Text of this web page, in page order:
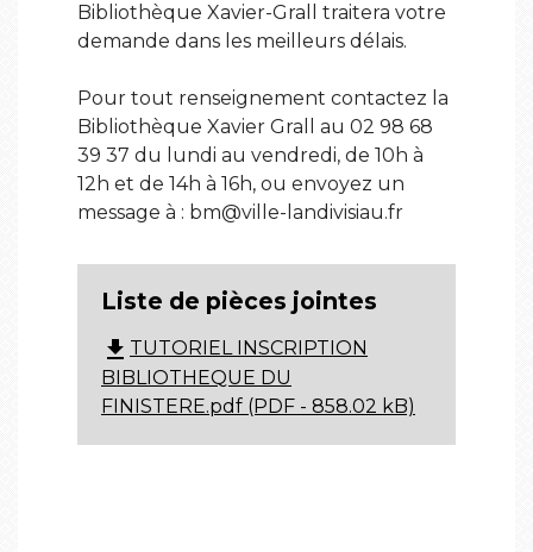
Bibliothèque Xavier-Grall traitera votre
demande dans les meilleurs délais.
Pour tout renseignement contactez la
Bibliothèque Xavier Grall au 02 98 68
39 37 du lundi au vendredi, de 10h à
12h et de 14h à 16h, ou envoyez un
message à : bm@ville-landivisiau.fr
Liste de pièces jointes
file_download TUTORIEL INSCRIPTION
BIBLIOTHEQUE DU
FINISTERE.pdf (PDF - 858.02 kB)